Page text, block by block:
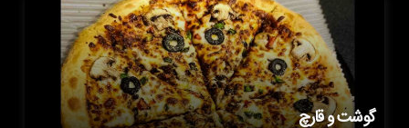
گوشت و قارچ